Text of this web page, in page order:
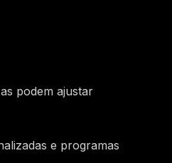
podem ajustar
e programas